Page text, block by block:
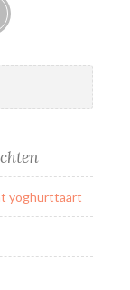
yoghurttaart